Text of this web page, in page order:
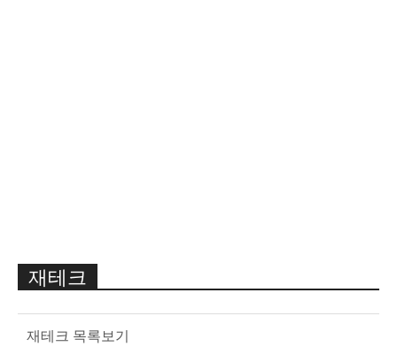
재테크
재테크 목록보기